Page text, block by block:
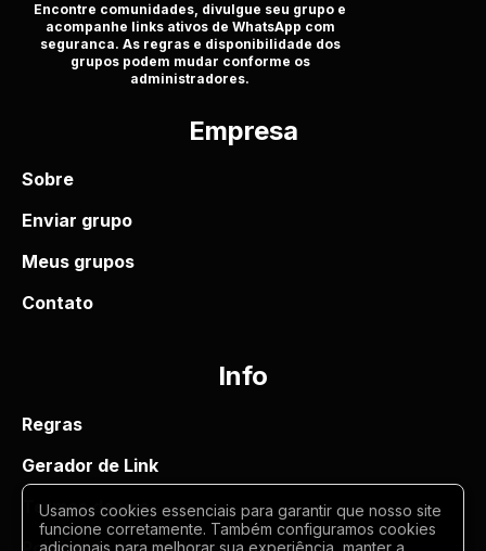
Encontre comunidades, divulgue seu grupo e
acompanhe links ativos de WhatsApp com
seguranca. As regras e disponibilidade dos
grupos podem mudar conforme os
administradores.
Empresa
Sobre
Enviar grupo
Meus grupos
Contato
Info
Regras
Gerador de Link
Termos de uso
Usamos cookies essenciais para garantir que nosso site
funcione corretamente. Também configuramos cookies
adicionais para melhorar sua experiência, manter a